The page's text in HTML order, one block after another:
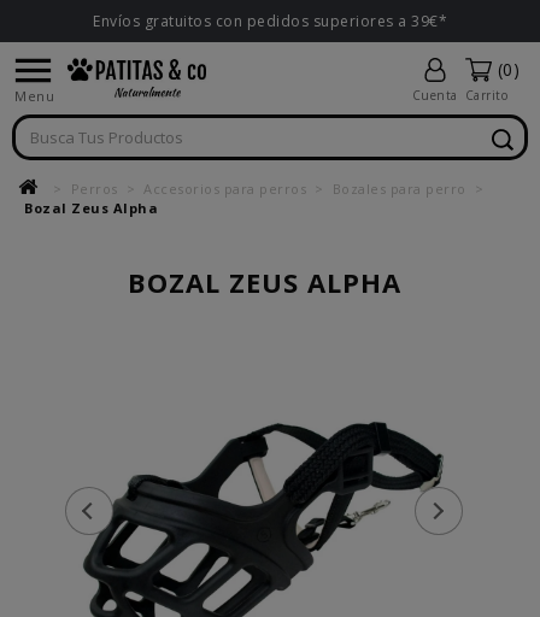
Envíos gratuitos con pedidos superiores a 39€*

Menu Cuenta
(0)
Carrito
Perros Accesorios para perros
Bozales para perro
Bozal Zeus Alpha
BOZAL ZEUS ALPHA